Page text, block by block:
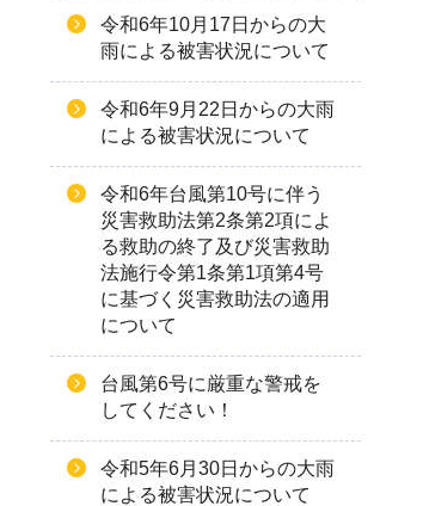
令和6年10月17日からの大
雨による被害状況について
令和6年9月22日からの大雨
による被害状況について
令和6年台⾵第10号に伴う
災害救助法第2条第2項によ
る救助の終了及び災害救助
法施⾏令第1条第1項第4号
に基づく災害救助法の適⽤
について
台風第6号に厳重な警戒を
してください！
令和5年6月30日からの大雨
による被害状況について